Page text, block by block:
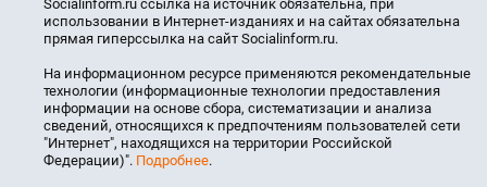
Socialinform.ru ссылка на источник обязательна, при
использовании в Интернет-изданиях и на сайтах обязательна
прямая гиперссылка на сайт Socialinform.ru.
На информационном ресурсе применяются рекомендательные
технологии (информационные технологии предоставления
информации на основе сбора, систематизации и анализа
сведений, относящихся к предпочтениям пользователей сети
"Интернет", находящихся на территории Российской
Федерации)". Подробнее.